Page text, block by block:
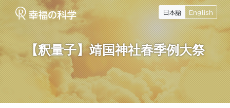
日本語 English
【釈量子】靖国神社春季例大祭